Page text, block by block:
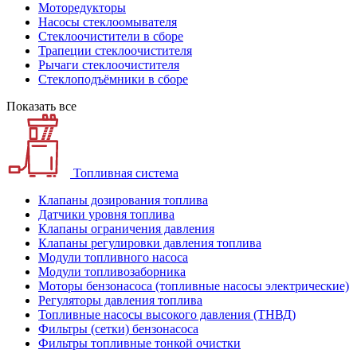
Моторедукторы
Насосы стеклоомывателя
Стеклоочистители в сборе
Трапеции стеклоочистителя
Рычаги стеклоочистителя
Стеклоподъёмники в сборе
Показать все
Топливная система
Клапаны дозирования топлива
Датчики уровня топлива
Клапаны ограничения давления
Клапаны регулировки давления топлива
Модули топливного насоса
Модули топливозаборника
Моторы бензонасоса (топливные насосы электрические)
Регуляторы давления топлива
Топливные насосы высокого давления (ТНВД)
Фильтры (сетки) бензонасоса
Фильтры топливные тонкой очистки